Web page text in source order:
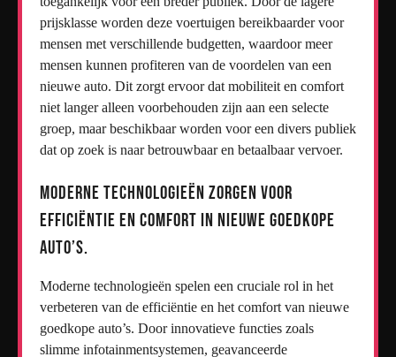
prijsklasse worden deze voertuigen bereikbaarder voor
mensen met verschillende budgetten, waardoor meer
mensen kunnen profiteren van de voordelen van een
nieuwe auto. Dit zorgt ervoor dat mobiliteit en comfort
niet langer alleen voorbehouden zijn aan een selecte
groep, maar beschikbaar worden voor een divers publiek
dat op zoek is naar betrouwbaar en betaalbaar vervoer.
Moderne technologieën zorgen voor
efficiëntie en comfort in nieuwe goedkope
auto’s.
Moderne technologieën spelen een cruciale rol in het
verbeteren van de efficiëntie en het comfort van nieuwe
goedkope auto’s. Door innovatieve functies zoals
slimme infotainmentsystemen, geavanceerde